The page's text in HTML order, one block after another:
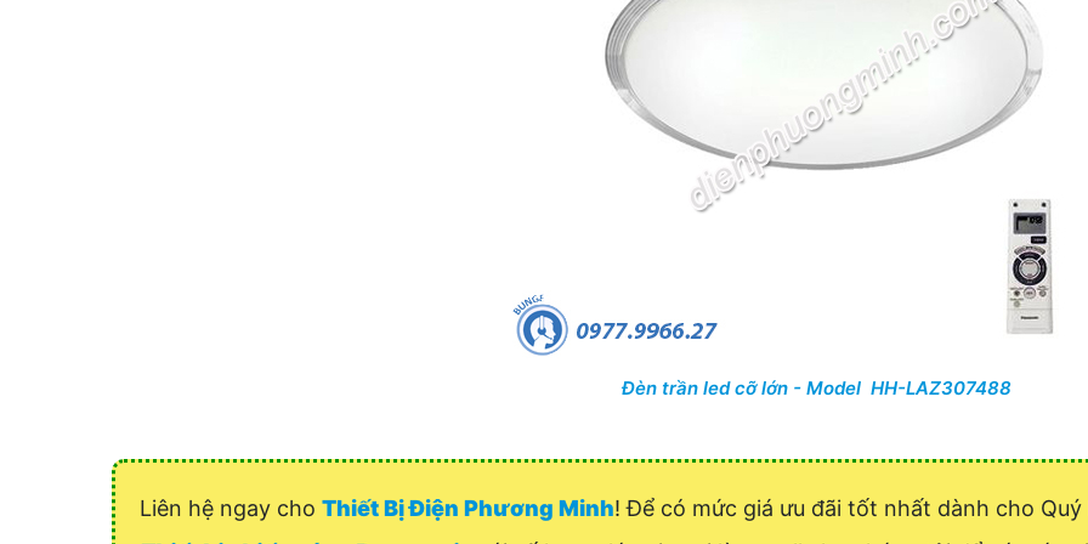
Đèn trần led cỡ lớn - Model HH-LAZ307488
Liên hệ ngay cho Thiết Bị Điện Phương Minh! Để có mức giá ưu đãi tốt nhất dành cho